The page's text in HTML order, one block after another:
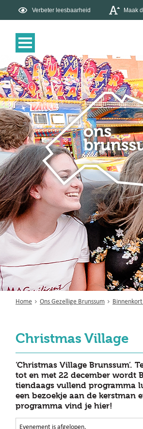
Verbeter leesbaarheid Maak
Home Ons Gezellige Brunssum
Christmas Village
‘Christmas Village Brunssum’.
tot en met 22 december wordt
tiendaags vullend programma
een bezoekje aan de kerstman
programma vind je hier!
Evenement is afgelopen.